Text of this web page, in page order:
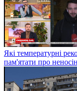
Які температурні
пам'ятати про